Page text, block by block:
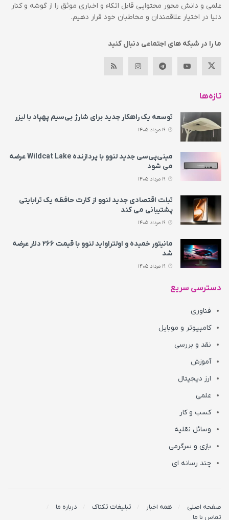
علمی و دانش محور محتوایی قابل اتکاء و اخباری موثق را از گوشه و کنار
دنیا در اختیار علاقمندان و مخاطبان خود قرار دهیم.
ما را در شبکه های اجتماعی دنبال کنید
تازه‌ها
توسعه یک راهکار جدید برای شارژ بی‌سیم پهپاد با لیزر
مینی‌پی‌سی جدید لنوو با پردازنده Wildcat Lake عرضه
می‌ شود
تبلت اقتصادی جدید لنوو از کارت حافظه یک ترابایتی
پشتیبانی می‌ کند
مانیتور خمیده و اولتراواید لنوو با قیمت ۲۶۶ دلار عرضه
شد
دسترسی سریع
فناوری
کامپیوتر و موبایل
نقد و بررسی
آموزش
ارز دیجیتال
علمی
کسب و کار
وسائل نقلیه
بازی و سرگرمی
چند رسانه ای
صفحه اصلی همه اخبار تبلیغات تکناک
درباره ما
تماس با ما